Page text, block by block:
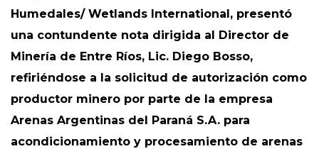
Humedales/ Wetlands International, presentó
una contundente nota dirigida al Director de
Minería de Entre Ríos, Lic. Diego Bosso,
refiriéndose a la solicitud de autorización como
productor minero por parte de la empresa
Arenas Argentinas del Paraná S.A. para
acondicionamiento y procesamiento de arenas